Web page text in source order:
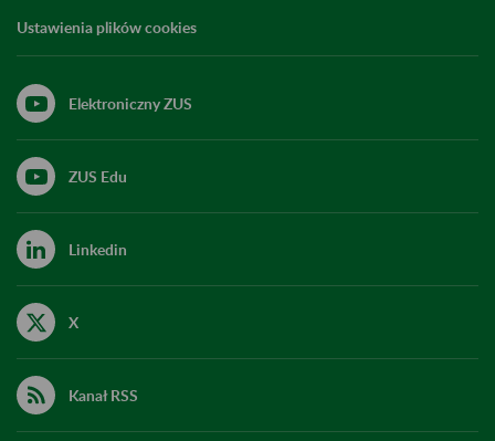
Ustawienia plików cookies
Elektroniczny ZUS
ZUS Edu
Linkedin
X
Kanał RSS